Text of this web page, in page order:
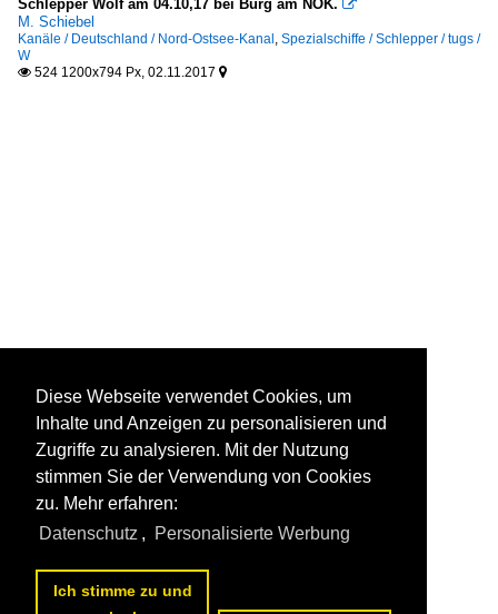
Schlepper Wolf am 04.10,17 bei Burg am NOK. 
M. Schiebel
Kanäle / Deutschland / Nord-Ostsee-Kanal Spezialschiffe / Schlepper / tugs /
W
 524 1200x794 Px, 02.11.2017 
Diese Webseite verwendet Cookies, um
Inhalte und Anzeigen zu personalisieren und
Zugriffe zu analysieren. Mit der Nutzung
stimmen Sie der Verwendung von Cookies
zu. Mehr erfahren:
Datenschutz , Personalisierte Werbung
Ich stimme zu und